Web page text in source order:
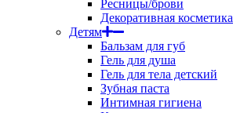
Ресницы/брови
Декоративная косметика
Детям
Бальзам для губ
Гель для душа
Гель для тела детский
Зубная паста
Интимная гигиена